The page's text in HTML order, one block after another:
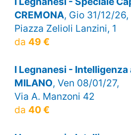
CREMONA, Gio 31/12/26,
Piazza Zelioli Lanzini, 1
da 49 €
I Legnanesi -
MILANO, Ven 08/01/27,
Via A. Manzoni 42
da 40 €